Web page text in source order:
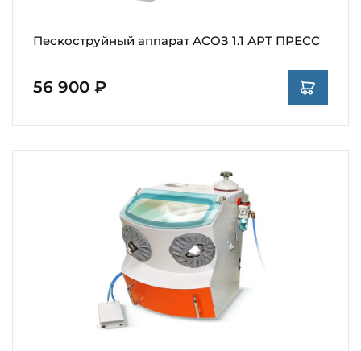
Пескоструйный аппарат АСОЗ 1.1 АРТ ПРЕСС
56 900 ₽